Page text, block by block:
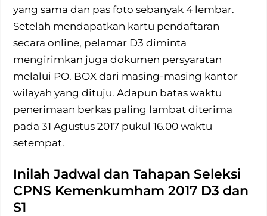
yang sama dan pas foto sebanyak 4 lembar.
Setelah mendapatkan kartu pendaftaran
secara online, pelamar D3 diminta
mengirimkan juga dokumen persyaratan
melalui PO. BOX dari masing-masing kantor
wilayah yang dituju. Adapun batas waktu
penerimaan berkas paling lambat diterima
pada 31 Agustus 2017 pukul 16.00 waktu
setempat.
Inilah Jadwal dan Tahapan Seleksi
CPNS Kemenkumham 2017 D3 dan
S1